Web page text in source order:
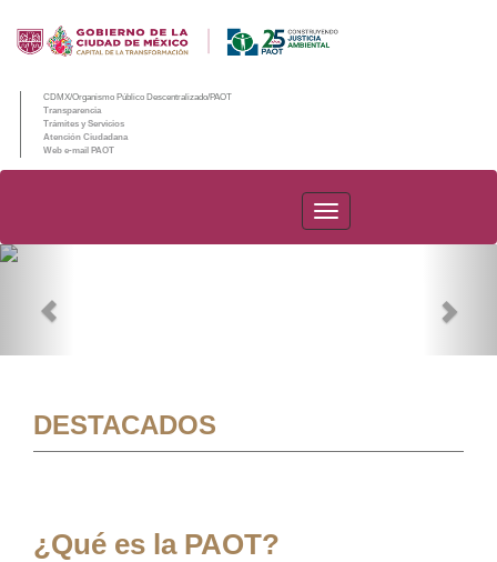
CDMX/Organismo Público Descentralizado/PAOT
Transparencia
Trámites y Servicios
Atención Ciudadana
Web e-mail PAOT
PAOT
DESTACADOS
¿Qué es la PAOT?